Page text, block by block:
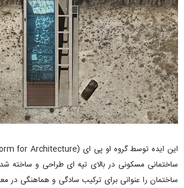
ساختمانی مسکونی در بالای تپه ای طراحی و ساخته
ساختمان را عنوانی برای ترکیب سادگی و هماهنگی در